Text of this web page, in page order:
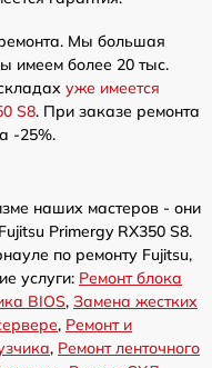
Мы большая
имеем более 20 тыс.
уже имеется
S8. При заказе ремонта
-25%.
наших мастеров - они
Primergy RX350 S8.
по ремонту Fujitsu,
услуги: Ремонт блока
BIOS, Замена жестких
, Ремонт и
, Ремонт ленточного